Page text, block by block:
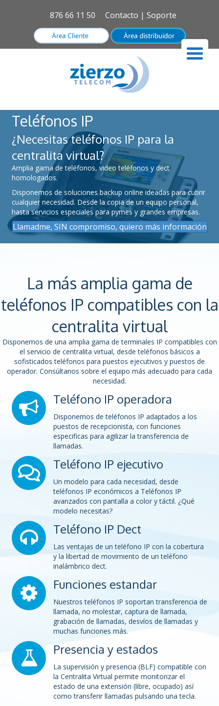
876 66 11 50 Contacto | Soporte
Teléfonos IP
¿Necesitas teléfonos IP para la
centralita virtual?
Amplia gama de teléfonos, video teléfonos y dect
homologados.
Disponemos de soluciones backup online ideadas para cubrir
cualquier necesidad. Desde la copia de un equipo personal,
hasta servicios especiales para pymes y grandes empresas.
Llamadme, SIN compromiso, quiero más información
La más amplia gama de
teléfonos IP compatibles con la
centralita virtual
Disponemos de una amplia gama de terminales IP compatibles con
el servicio de centralita virtual, desde teléfonos básicos a
sofisticados teléfonos para puestos ejecutivos y puestos de
operador. Consúltanos sobre el equipo más adecuado para cada
necesidad.
Teléfono IP operadora
Disponemos de teléfonos IP adaptados a los
puestos de recepcionista, con funciones
especificas para agilizar la transferencia de
llamadas.
Teléfono IP ejecutivo
Un modelo para cada necesidad, desde
teléfonos IP económicos a Teléfonos IP
avanzados con pantalla a color y táctil. ¿Qué
modelo necesitas?
Teléfono IP Dect
Las ventajas de un teléfono IP con la cobertura
y la libertad de movimiento de un teléfono
inalámbrico dect.
Funciones estandar
Nuestros teléfonos IP soportan transferencia de
llamada, no molestar, captura de llamada,
grabación de llamadas, desvíos de llamadas y
muchas funciones más.
Presencia y estados
La supervisión y presencia (BLF) compatible con
la Centralita Virtual permite monitorizar el
estado de una extensión (libre, ocupado) así
como transferir llamadas pulsando una tecla.